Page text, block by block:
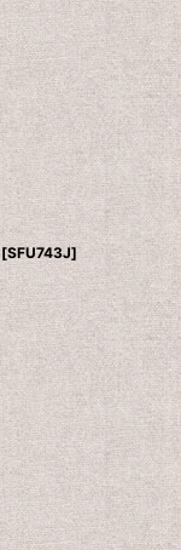
[SFU743J]